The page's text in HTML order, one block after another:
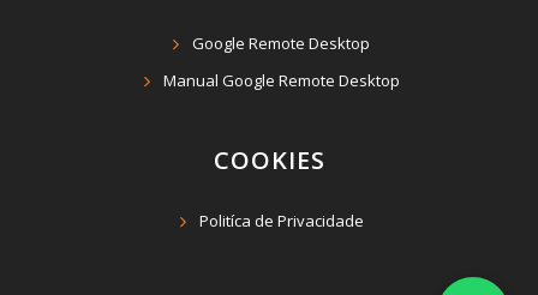
Google Remote Desktop
Manual Google Remote Desktop
COOKIES
Politíca de Privacidade